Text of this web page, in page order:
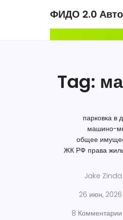
ФИДО 2.0
Tag:
парковка в
машино-
общее
ЖК РФ права
Jake Zinda
26 июн, 2026
8 Комментарии